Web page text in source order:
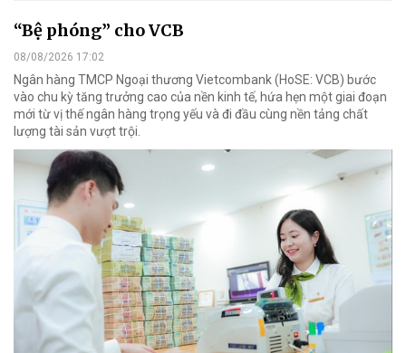
“Bệ phóng” cho VCB
08/08/2026 17:02
Ngân hàng TMCP Ngoại thương Vietcombank (HoSE: VCB) bước
vào chu kỳ tăng trưởng cao của nền kinh tế, hứa hẹn một giai đoạn
mới từ vị thế ngân hàng trọng yếu và đi đầu cùng nền tảng chất
lượng tài sản vượt trội.